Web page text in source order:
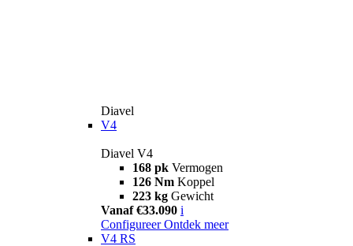
Diavel
V4
Diavel V4
168 pk Vermogen
126 Nm Koppel
223 kg Gewicht
Vanaf €33.090 i
Configureer Ontdek meer
V4 RS